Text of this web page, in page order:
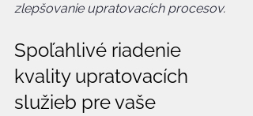
zlepšovanie upratovacích procesov.
Spoľahlivé riadenie
kvality upratovacích
služieb pre vaše